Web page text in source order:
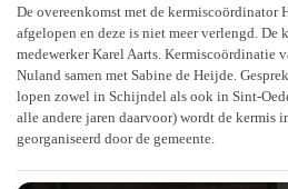
De overeenkomst met de kermiscoördinator
afgelopen en deze is niet meer verlengd. De
medewerker Karel Aarts. Kermiscoördinatie
Nuland samen met Sabine de Heijde.
lopen zowel in Schijndel als ook in Sint-
alle andere jaren daarvoor) wordt de kermis
georganiseerd door de gemeente.